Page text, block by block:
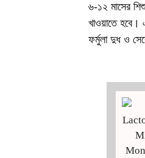
৬-১২ মাসের
খাওয়াতে হবে।
ফর্মুলা দুধ ও